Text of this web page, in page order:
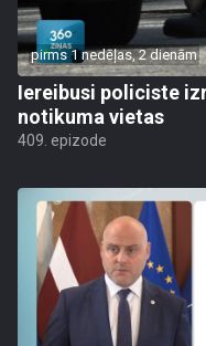
pirms 1 nedēļas, 2 dienām
Iereibusi policiste
notikuma vietas
409. epizode